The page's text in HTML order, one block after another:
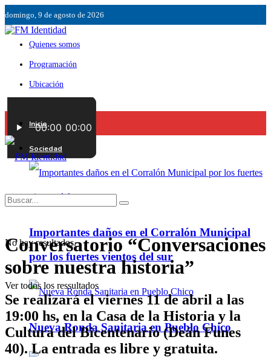
domingo, 9 de agosto de 2026
Quienes somos
Programación
Ubicación
Contáctenos
Inicio
Sociedad
Importantes daños en el Corralón Municipal
por los fuertes vientos del sur
Nueva Ronda Sanitaria en Pueblo Chico
No hay resultados.
Ver todos los ressultados
Conversatorio “Conversaciones
sobre nuestra historia”
Se realizará el viernes 11 de abril a las
19:00 hs, en la Casa de la Historia y la
Cultura del Bicentenario (Deán Funes
40). La entrada es libre y gratuita.